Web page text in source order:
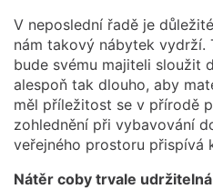
V neposlední řadě je
nám takový nábytek vydrží.
bude svému majiteli sloužit
alespoň tak dlouho, aby
měl příležitost se v přírodě
zohlednění při vybavování
veřejného prostoru přispívá
Nátěr coby trvale